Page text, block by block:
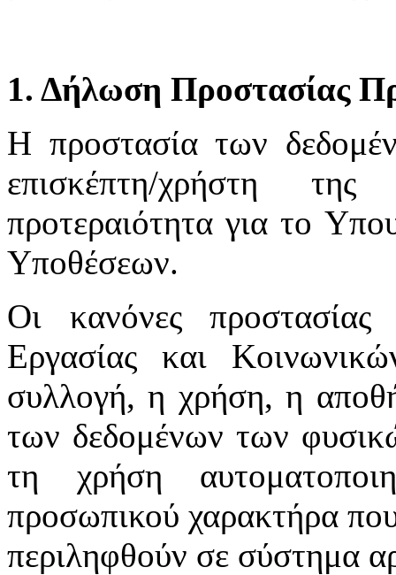
1. Δήλωση Προστασίας
H προστασία των
επισκέπτη/χρήστη
προτεραιότητα για το
Υποθέσεων.
Οι κανόνες
Εργασίας και
συλλογή, η χρήση, η
των δεδομένων των
τη χρήση
προσωπικού χαρακτήρα
περιληφθούν σε σύστημα